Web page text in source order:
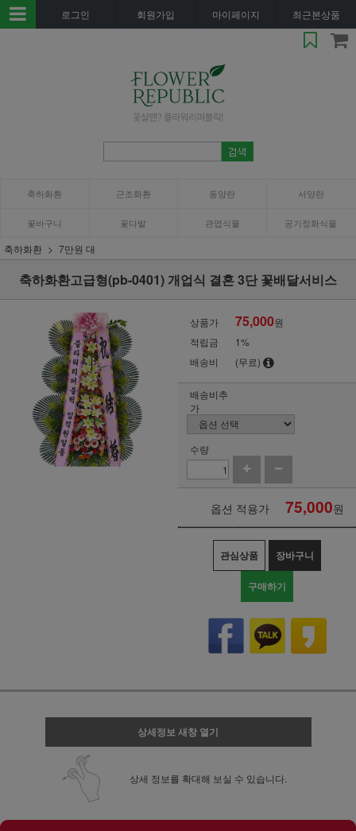
로그인 회원가입 마이페이지 최근본상품
축하화환 근조화환 동양란 서양란
꽃바구니 꽃다발 관엽식물 공기정화식물
축하화환 7만원 대
축하화환고급형(pb-0401) 개업식 결혼 3단 꽃배달서비스
상품가 75,000원
적립금
1%
배송비
(무료)
배송비추
가
수량
옵션 적용가 75,000원
관심상품 장바구니
구매하기
상세정보 새창 열기
상세 정보를 확대해 보실 수 있습니다.